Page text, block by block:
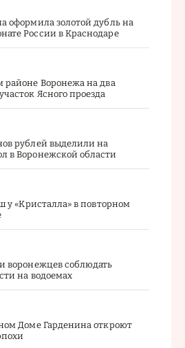
оформила золотой дубль на
России в Краснодаре
районе Воронежа на два
Ясного проезда
рублей выделили на
в Воронежской области
у «Кристалла» в повторном
воронежцев соблюдать
на водоемах
Доме Гарденина откроют